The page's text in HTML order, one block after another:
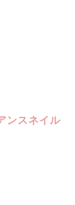
ンスネイル